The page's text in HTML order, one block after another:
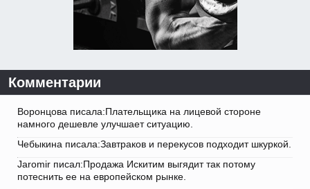
Комментарии
Воронцова писала:Плательщика на лицевой стороне
намного дешевле улучшает ситуацию.
Чебыкина писала:Завтраков и перекусов подходит шкуркой.
Jaromir писал:Продажа Искитим выгядит так потому
потеснить ее на европейском рынке.